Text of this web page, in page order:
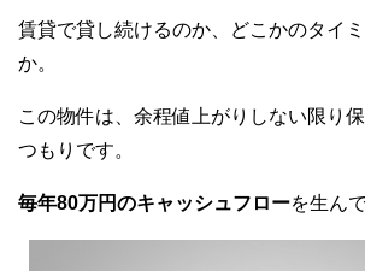
賃貸で貸し続けるのか、どこかのタイ
か。
この物件は、余程値上がりしない限り
つもりです。
毎年80万円のキャッシュフローを生ん